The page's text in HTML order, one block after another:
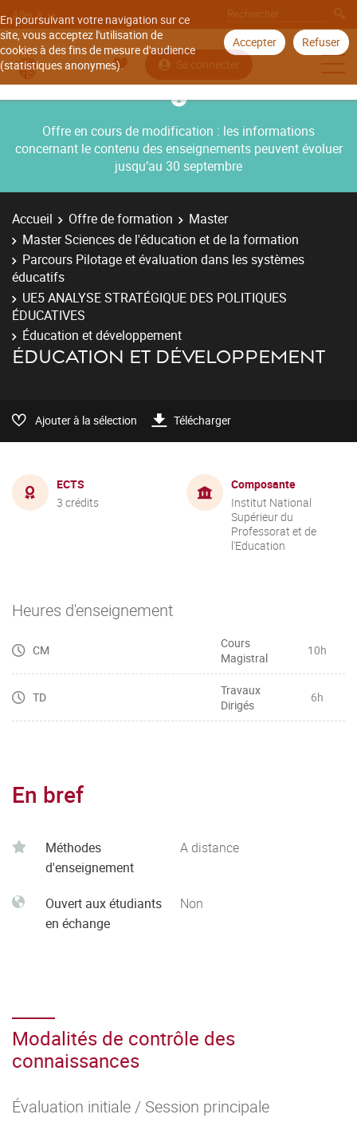
En poursuivant votre navigation sur ce
site, vous acceptez l'utilisation de
cookies à des fins de mesure d'audience
(statistiques anonymes).
Accepter Refuser
Aller à
Se connecter
Offre en cours de modification : les informations
concernant le contenu des enseignements peuvent évoluer
jusqu’au 30 septembre
Accueil Offre de formation
Master
Master Sciences de l'éducation et de la formation
Parcours Pilotage et évaluation dans les systèmes
éducatifs
UE5 ANALYSE STRATÉGIQUE DES POLITIQUES
ÉDUCATIVES
Éducation et développement
ÉDUCATION ET DÉVELOPPEMENT
Ajouter à la sélection Télécharger
ECTS
3 crédits
Composante
Institut National
Supérieur du
Professorat et de
l'Education
Heures d'enseignement
CM
Cours
Magistral
10h
TD
Travaux
Dirigés
6h
En bref
Méthodes
d'enseignement
A distance
Ouvert aux étudiants
en échange
Non
Modalités de contrôle des
connaissances
Évaluation initiale / Session principale